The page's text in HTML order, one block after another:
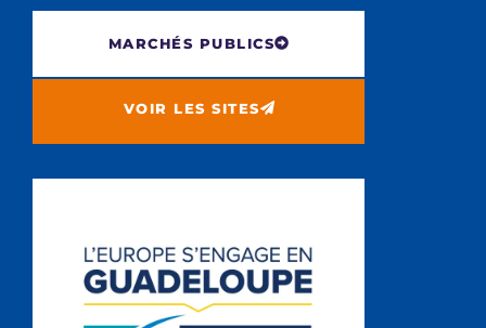
MARCHÉS PUBLICS
VOIR LES SITES